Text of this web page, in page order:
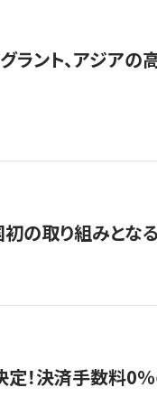
ラント、アジア
取り組みとなる
！決済手数料0